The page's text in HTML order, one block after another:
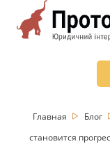
Главная Блог
становится